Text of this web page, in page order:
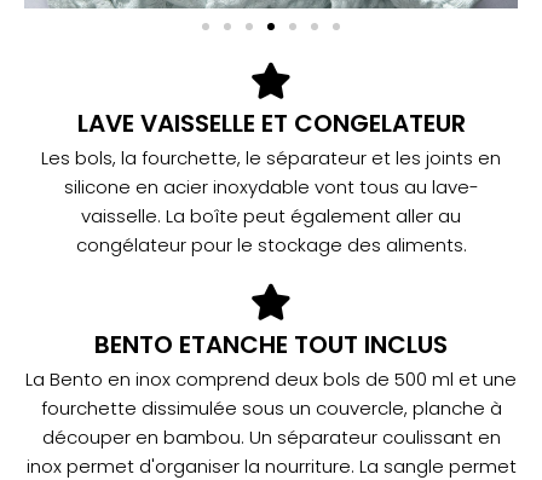
LAVE VAISSELLE ET CONGELATEUR
Les bols, la fourchette, le séparateur et les joints en
silicone en acier inoxydable vont tous au lave-
vaisselle. La boîte peut également aller au
congélateur pour le stockage des aliments.
BENTO ETANCHE TOUT INCLUS
La Bento en inox comprend deux bols de 500 ml et une
fourchette dissimulée sous un couvercle, planche à
découper en bambou. Un séparateur coulissant en
inox permet d'organiser la nourriture. La sangle permet